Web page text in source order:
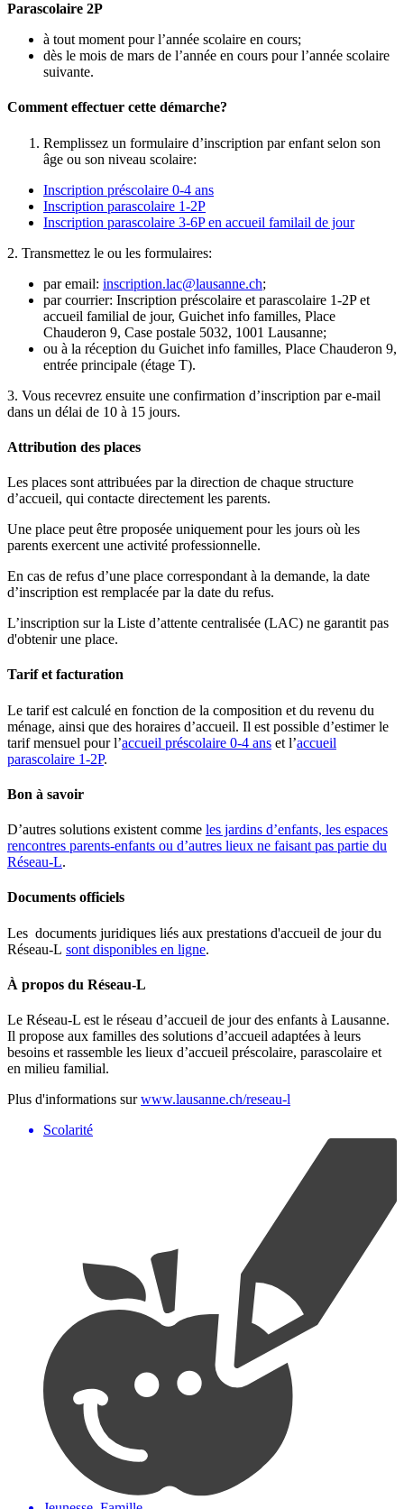
Parascolaire 2P
à tout moment pour l’année scolaire en cours;
dès le mois de mars de l’année en cours pour l’année scolaire
suivante.
Comment effectuer cette démarche?
Remplissez un formulaire d’inscription par enfant selon son
âge ou son niveau scolaire:
Inscription préscolaire 0-4 ans
Inscription parascolaire 1-2P
Inscription parascolaire 3-6P en accueil familail de jour
2. Transmettez le ou les formulaires:
par email: inscription.lac@lausanne.ch;
par courrier: Inscription préscolaire et parascolaire 1-2P et
accueil familial de jour, Guichet info familles, Place
Chauderon 9, Case postale 5032, 1001 Lausanne;
ou à la réception du Guichet info familles, Place Chauderon 9,
entrée principale (étage T).
3. Vous recevrez ensuite une confirmation d’inscription par e-mail
dans un délai de 10 à 15 jours.
Attribution des places
Les places sont attribuées par la direction de chaque structure
d’accueil, qui contacte directement les parents.
Une place peut être proposée uniquement pour les jours où les
parents exercent une activité professionnelle.
En cas de refus d’une place correspondant à la demande, la date
d’inscription est remplacée par la date du refus.
L’inscription sur la Liste d’attente centralisée (LAC) ne garantit pas
d'obtenir une place.
Tarif et facturation
Le tarif est calculé en fonction de la composition et du revenu du
ménage, ainsi que des horaires d’accueil. Il est possible d’estimer le
tarif mensuel pour l’accueil préscolaire 0-4 ans et l’accueil
parascolaire 1-2P.
Bon à savoir
D’autres solutions existent comme les jardins d’enfants, les espaces
rencontres parents-enfants ou d’autres lieux ne faisant pas partie du
Réseau-L.
Documents officiels
Les documents juridiques liés aux prestations d'accueil de jour du
Réseau-L sont disponibles en ligne.
À propos du Réseau-L
Le Réseau-L est le réseau d’accueil de jour des enfants à Lausanne.
Il propose aux familles des solutions d’accueil adaptées à leurs
besoins et rassemble les lieux d’accueil préscolaire, parascolaire et
en milieu familial.
Plus d'informations surwww.lausanne.ch/reseau-l
Scolarité